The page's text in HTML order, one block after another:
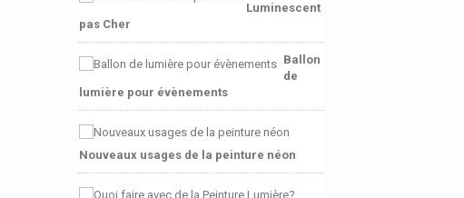
Luminescent
pas Cher
Ballon
de
lumière pour évènements
Nouveaux usages de la peinture néon